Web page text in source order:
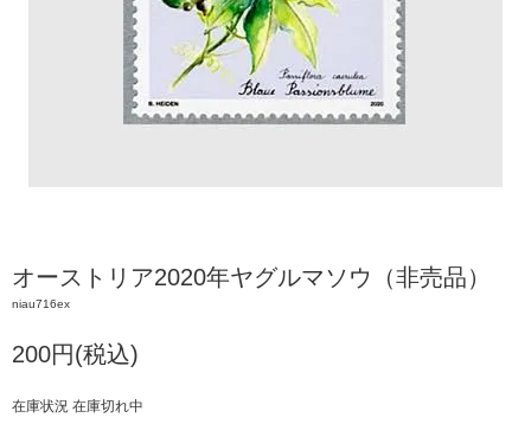
オーストリア2020年ヤグルマソウ（非売品）
niau716ex
200円(税込)
在庫状況 在庫切れ中